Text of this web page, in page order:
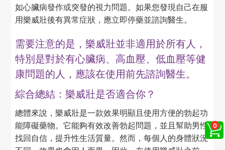
如心臟病發作或突發的視力問題。如果您發現自己在服
用樂威壯後有異常症狀，應立即停藥並諮詢醫生。
需要注意的是，樂威壯並非適用於所有人，
特別是對於有心臟病、高血壓、低血壓等健
康問題的人，應該在使用前先諮詢醫生。
綜合總結：樂威壯是否適合你？
總體來說，樂威壯是一款效果明顯且使用方便的勃起功
能障礙藥物。它能夠有效改善勃起問題，並且幫助男性
找回自信，提升性生活質量。然而，每個人的身體狀況